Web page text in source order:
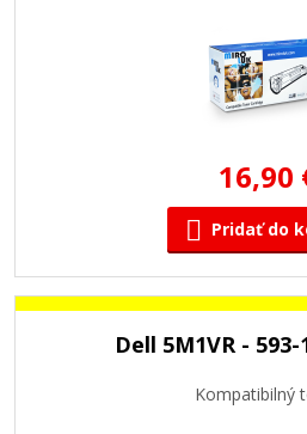
16,90
Pridať do
Dell 5M1VR -
Kompatibilný